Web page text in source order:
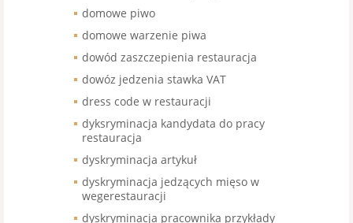
domowe piwo
domowe warzenie piwa
dowód zaszczepienia restauracja
dowóz jedzenia stawka VAT
dress code w restauracji
dyksryminacja kandydata do pracy
restauracja
dyskryminacja artykuł
dyskryminacja jedzących mięso w
wegerestauracji
dyskryminacja pracownika przykłady